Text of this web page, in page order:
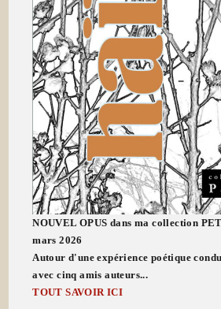
NOUVEL OPUS dans ma collection
mars 2026
Autour d'une expérience poétique
avec cinq amis auteurs...
TOUT SAVOIR ICI